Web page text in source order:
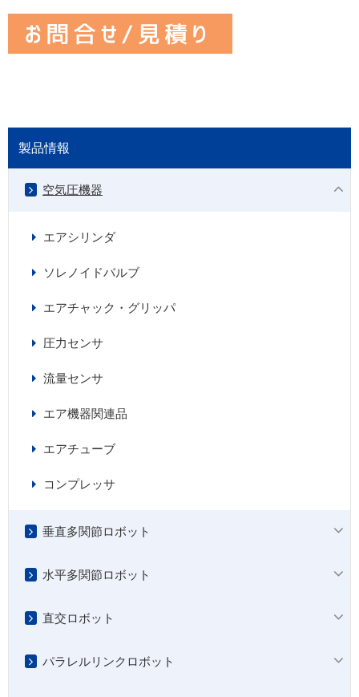
製品情報
空気圧機器
エアシリンダ
ソレノイドバルブ
エアチャック・グリッパ
圧力センサ
流量センサ
エア機器関連品
エアチューブ
コンプレッサ
垂直多関節ロボット
水平多関節ロボット
直交ロボット
パラレルリンクロボット